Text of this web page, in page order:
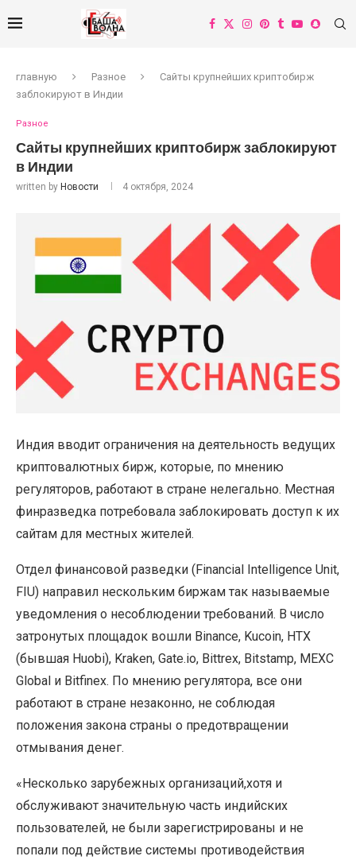
главную Разное
Сайты крупнейших криптобирж
заблокируют в Индии
Разное
Сайты крупнейших криптобирж заблокируют
в Индии
written by Новости 4 октября, 2024
Индия вводит ограничения на деятельность ведущих
криптовалютных бирж, которые, по мнению
регуляторов, работают в стране нелегально. Местная
финразведка потребовала заблокировать доступ к их
сайтам для местных жителей.
Отдел финансовой разведки (Financial Intelligence Unit,
FIU) направил нескольким биржам так называемые
уведомления о несоблюдении требований. В число
затронутых площадок вошли Binance, Kucoin, HTX
(бывшая Huobi), Kraken, Gate.io, Bittrex, Bitstamp, MEXC
Global и Bitfinex. По мнению регулятора, все они
работают в стране незаконно, не соблюдая
положения закона страны о предотвращении
отмывания денег.
«Несколько зарубежных организаций,хотя и
обслуживают значительную часть индийских
пользователей, не были зарегистрированы и не
попали под действие системы противодействия